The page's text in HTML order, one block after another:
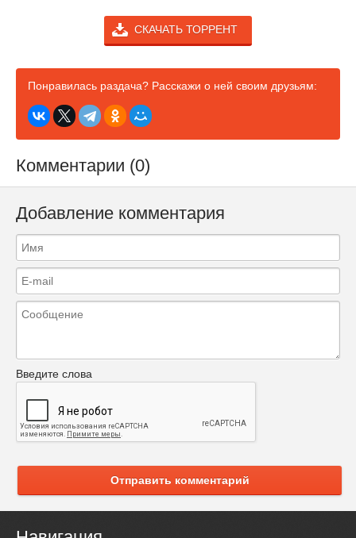
СКАЧАТЬ ТОРРЕНТ
Понравилась раздача? Расскажи о ней своим друзьям:
Комментарии (0)
Добавление комментария
Введите слова
Отправить комментарий